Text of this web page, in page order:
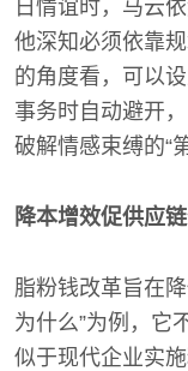
日情谊时，马云
他深知必须依靠
的角度看，可以
事务时自动避开
破解情感束缚的“
降本增效促供应
脂粉钱改革旨在
为什么”为例，它
似于现代企业实